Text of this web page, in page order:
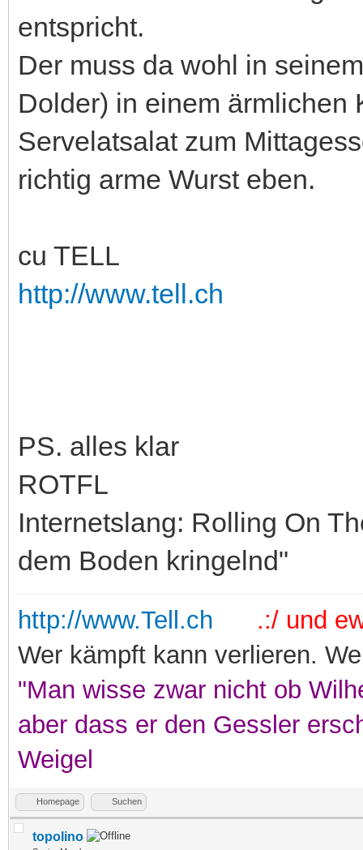
entspricht.
Der muss da wohl in
Dolder) in einem ärmlichen
Servelatsalat zum
richtig arme Wurst eben.
cu TELL
http://www.tell.ch
PS. alles klar
ROTFL
Internetslang: Rolling On
dem Boden kringelnd"
http://www.Tell.ch
.:/ und
Wer kämpft kann verlieren.
"Man wisse zwar nicht ob
aber dass er den Gessler
Weigel
Homepage Suchen
topolino